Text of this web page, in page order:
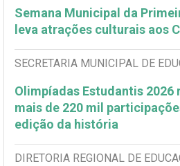
Semana Municipal da
leva atrações culturais aos
SECRETARIA MUNICIPAL DE
Olimpíadas Estudantis 2026
mais de 220 mil
edição da história
DIRETORIA REGIONAL DE